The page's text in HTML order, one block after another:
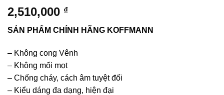
2,510,000 ₫
SẢN PHẨM CHÍNH HÃNG KOFFMANN
– Không cong Vênh
– Không mối mọt
– Chống cháy, cách âm tuyệt đối
– Kiểu dáng đa dạng, hiện đại